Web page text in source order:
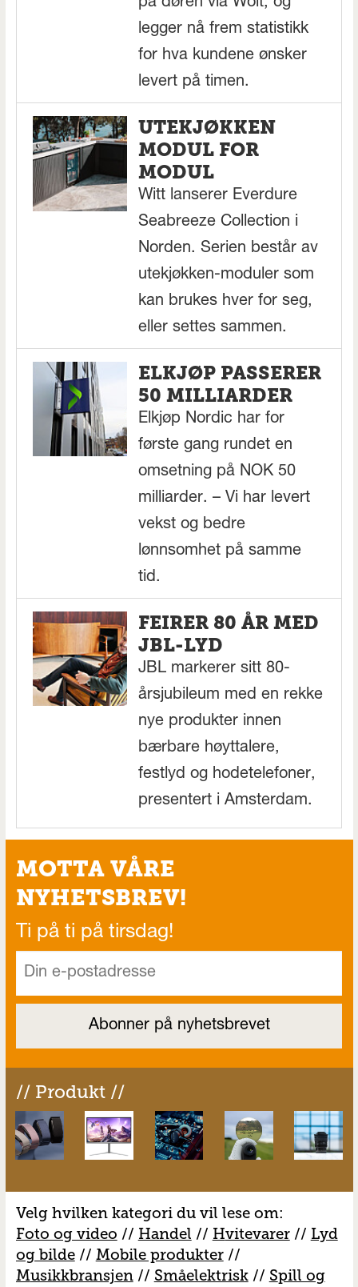
legger nå frem statistikk
for hva kundene ønsker
levert på timen.
UTEKJØKKEN
MODUL FOR
MODUL
Witt lanserer Everdure
Seabreeze Collection i
Norden. Serien består av
utekjøkken-moduler som
kan brukes hver for seg,
eller settes sammen.
ELKJØP PASSERER
50 MILLIARDER
Elkjøp Nordic har for
første gang rundet en
omsetning på NOK 50
milliarder. – Vi har levert
vekst og bedre
lønnsomhet på samme
tid.
FEIRER 80 ÅR MED
JBL-LYD
JBL markerer sitt 80-
årsjubileum med en rekke
nye produkter innen
bærbare høyttalere,
festlyd og hodetelefoner,
presentert i Amsterdam.
MOTTA VÅRE
NYHETSBREV!
Ti på ti på tirsdag!
// Produkt //
Velg hvilken kategori du vil lese om:
Foto og video // Handel // Hvitevarer// Lyd
og bilde// Mobile produkter//
Musikkbransjen// Småelektrisk// Spill og